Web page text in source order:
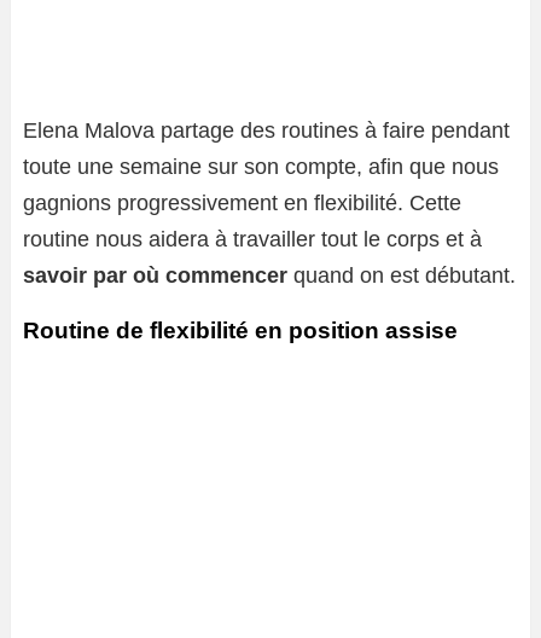
Elena Malova partage des routines à faire pendant
toute une semaine sur son compte, afin que nous
gagnions progressivement en flexibilité. Cette
routine nous aidera à travailler tout le corps et à
savoir par où commencer quand on est débutant.
Routine de flexibilité en position assise